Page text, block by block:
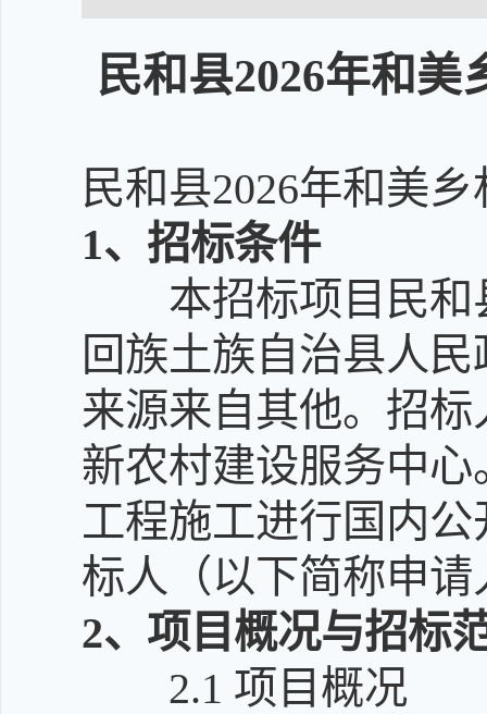
民和县2026年和美
民和县2026年和美
1、招标条件
本招标项目民和
回族土族自治县人
来源来自其他。招
新农村建设服务中
工程施工进行国内
标人（以下简称申
2、项目概况与招标
2.1 项目概况